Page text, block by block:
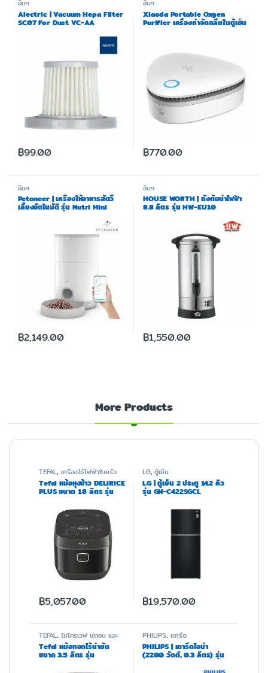
More Products
TEFAL,เครื่องใช้ไฟฟ้าในครัว
Tefal หม้อหุงข้าว DELIRICE
PLUS ขนาด 1.8 ลิตร รุ่น
฿5,057.00
LG,ตู้เย็น
LG | ตู้เย็น 2 ประตู 14.2 คิว
รุ่น GN-C422SGCL
฿19,570.00
TEFAL,ไมโครเวฟ เตาอบ และ
หม้อทอด
Tefal หม้อทอดไร้น้ำมัน
ขนาด 3.5 ลิตร รุ่น
PHILIPS, เตารีด
PHILIPS | เตารีดไอน้ำ
(2200 วัตต์, 0.3 ลิตร) รุ่น
อื่นๆ
Alectric | Vacuum Hepa Filter
SC07 For Dust VC-AA
฿99.00
อื่นๆ
Xiaoda Portable Oxgen
Purifier เครื่องกำจัดกลิ่นในตู้เย็น
พร้อมโหมดถนอมอาหาร รับประกัน
฿770.00
อื่นๆ
Petoneer | เครื่องให้อาหารสัตวื
เลี้ยงอัตโนมัติ รุ่น Nutri Mini
฿2,149.00
อื่นๆ
HOUSE WORTH | ถังต้มน้ำไฟฟ้า
8.8 ลิตร รุ่น HW-EU10
฿1,550.00